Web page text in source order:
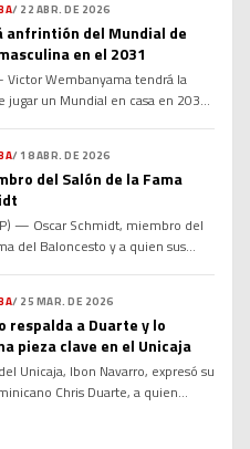
el boleto hacia la
europea de su carrera
como una de las
más importantes […]
/ 22 ABR. DE 2026
anfrintión del Mundial de
en el 2031
Victor Wembanyama tendrá la
jugar un Mundial en casa en 2031 .
2031, mientras que Japón
femenino de 2030. “Japón y
de élite de eventos de
/ 18 ABR. DE 2026
del Salón de la Fama
— Oscar Schmidt, miembro del
del Baloncesto y a quien sus
en un comunicado que el
luchó contra un tumor cerebral
“con valentía, dignidad y
[…]
/ 25 MAR. DE 2026
respalda a Duarte y lo
pieza clave en el Unicaja
Unicaja, Ibon Navarro, expresó su
Chris Duarte, a quien